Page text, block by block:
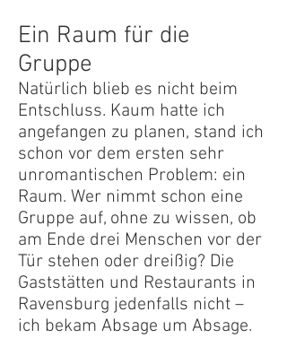
Ein Raum für die
Gruppe
Natürlich blieb es nicht beim
Entschluss. Kaum hatte ich
angefangen zu planen, stand ich
schon vor dem ersten sehr
unromantischen Problem: ein
Raum. Wer nimmt schon eine
Gruppe auf, ohne zu wissen, ob
am Ende drei Menschen vor der
Tür stehen oder dreißig? Die
Gaststätten und Restaurants in
Ravensburg jedenfalls nicht –
ich bekam Absage um Absage.